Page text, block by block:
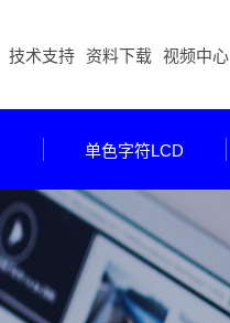
技术支持 资料下载 视频中心
单色字符LCD